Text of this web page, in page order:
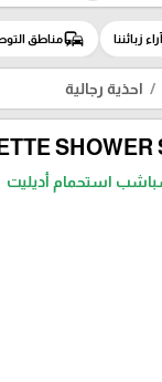
آراء زبائننا commuteمناطق
احذية رجالية
SHOWER
استحمام أديليت